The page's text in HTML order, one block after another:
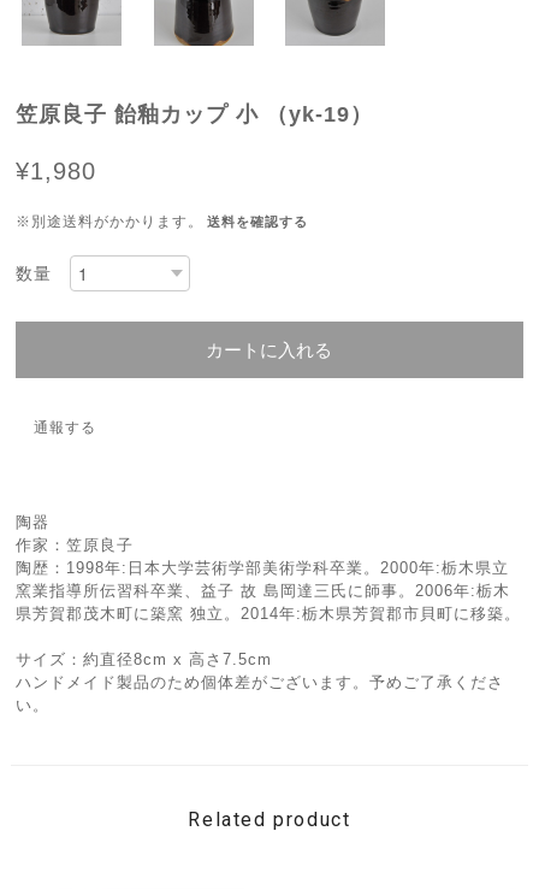
笠原良子 飴釉カップ 小 （yk-19）
¥1,980
※別途送料がかかります。 送料を確認する
数量
カートに入れる
通報する
陶器
作家：笠原良子
陶歴：1998年:日本大学芸術学部美術学科卒業。2000年:栃木県立
窯業指導所伝習科卒業、益子 故 島岡達三氏に師事。2006年:栃木
県芳賀郡茂木町に築窯 独立。2014年:栃木県芳賀郡市貝町に移築。
サイズ：約直径8cm x 高さ7.5cm
ハンドメイド製品のため個体差がございます。予めご了承くださ
い。
Related product